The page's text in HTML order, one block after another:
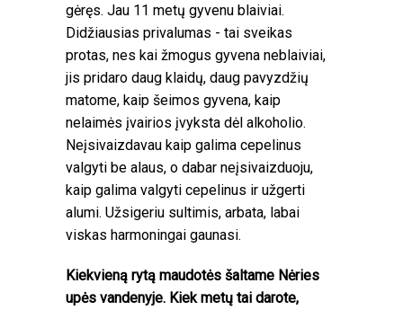
gėręs. Jau 11 metų gyvenu blaiviai.
Didžiausias privalumas - tai sveikas
protas, nes kai žmogus gyvena neblaiviai,
jis pridaro daug klaidų, daug pavyzdžių
matome, kaip šeimos gyvena, kaip
nelaimės įvairios įvyksta dėl alkoholio.
Neįsivaizdavau kaip galima cepelinus
valgyti be alaus, o dabar neįsivaizduoju,
kaip galima valgyti cepelinus ir užgerti
alumi. Užsigeriu sultimis, arbata, labai
viskas harmoningai gaunasi.
Kiekvieną rytą maudotės šaltame Nėries
upės vandenyje. Kiek metų tai darote,